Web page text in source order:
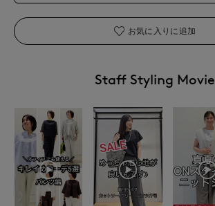
お気に入りに追加
Staff Styling Movie